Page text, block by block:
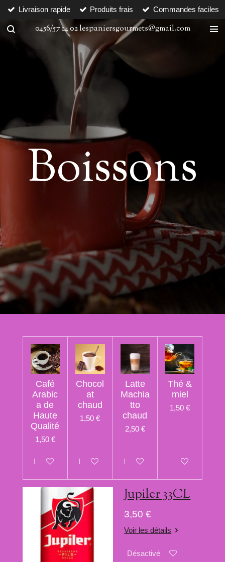
Passer
contenu
principal
0456/57 14 02 lespaniersgourmets@gmail.com
Livraison rapide Produits frais Commandes faciles
Boissons
Café
Arabic
a de
Haute
Qualité
1,50 €
Désactivé
Chocol
at
chaud
1,50 €
Désactivé
Latte
Machia
tto
chaud
2,50 €
Désactivé
Thé &
miel
1,50 €
Désactivé
Jupiler 33CL
3,50 €
Voir les détails
Désactivé